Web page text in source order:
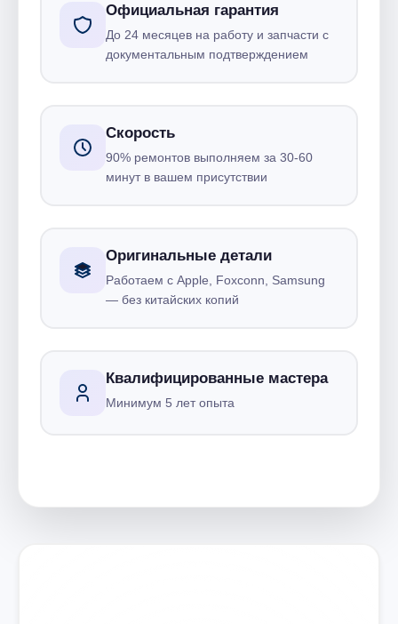
Официальная гарантия
До 24 месяцев на работу и запчасти с
документальным подтверждением
Скорость
90% ремонтов выполняем за 30-60
минут в вашем присутствии
Оригинальные детали
Работаем с Apple, Foxconn, Samsung
— без китайских копий
Квалифицированные мастера
Минимум 5 лет опыта